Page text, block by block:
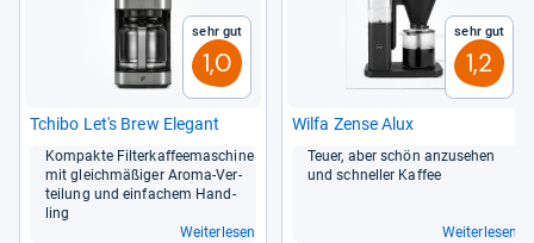
Sehr gut
1,0
Tchibo Let's Brew Ele­gant
Kom­pakte Fil­ter­kaf­fee­ma­schine
mit gleich­mä­ßi­ger Aroma-​Ver­
tei­lung und ein­fa­chem Hand­
ling
Weiterlesen
Sehr gut
1,2
Wilfa Zense Alux
Teuer, aber schön anzu­se­hen
und schnel­ler Kaf­fee
Weiterlesen